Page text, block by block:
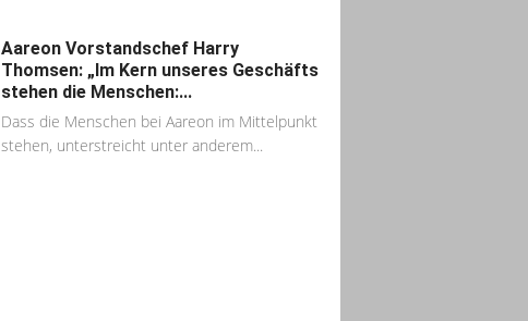
Aareon Vorstandschef Harry
Thomsen: „Im Kern unseres Geschäfts
stehen die Menschen:...
Dass die Menschen bei Aareon im Mittelpunkt
stehen, unterstreicht unter anderem...